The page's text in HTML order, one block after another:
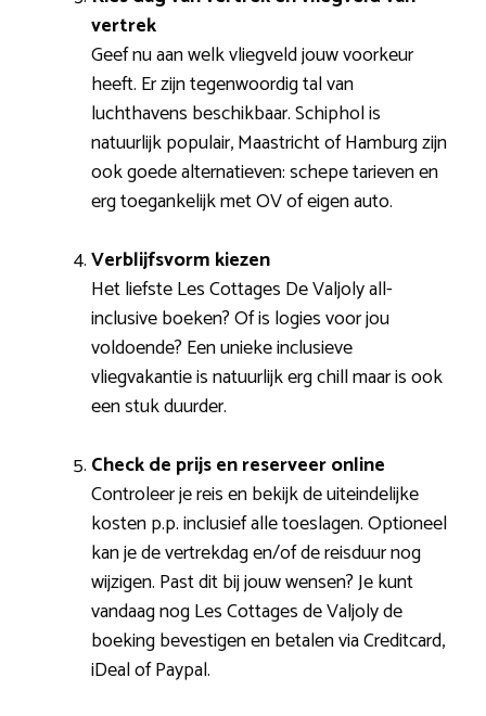
vertrek
Geef nu aan welk vliegveld jouw voorkeur
heeft. Er zijn tegenwoordig tal van
luchthavens beschikbaar. Schiphol is
natuurlijk populair, Maastricht of Hamburg zijn
ook goede alternatieven: schepe tarieven en
erg toegankelijk met OV of eigen auto.
Verblijfsvorm kiezen
Het liefste Les Cottages De Valjoly all-
inclusive boeken? Of is logies voor jou
voldoende? Een unieke inclusieve
vliegvakantie is natuurlijk erg chill maar is ook
een stuk duurder.
Check de prijs en reserveer online
Controleer je reis en bekijk de uiteindelijke
kosten p.p. inclusief alle toeslagen. Optioneel
kan je de vertrekdag en/of de reisduur nog
wijzigen. Past dit bij jouw wensen? Je kunt
vandaag nog Les Cottages de Valjoly de
boeking bevestigen en betalen via Creditcard,
iDeal of Paypal.